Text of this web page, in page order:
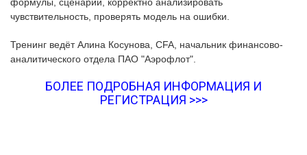
чувствительность, проверять модель на ошибки.
Тренинг ведёт Алина Косунова, CFA, начальник финансово-
аналитического отдела ПАО "Аэрофлот".
БОЛЕЕ ПОДРОБНАЯ ИНФОРМАЦИЯ И
РЕГИСТРАЦИЯ >>>